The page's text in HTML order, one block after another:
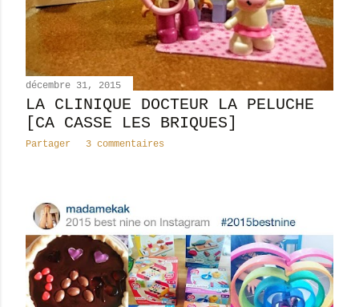
décembre 31, 2015
LA CLINIQUE DOCTEUR LA PELUCHE
[CA CASSE LES BRIQUES]
Partager 3 commentaires